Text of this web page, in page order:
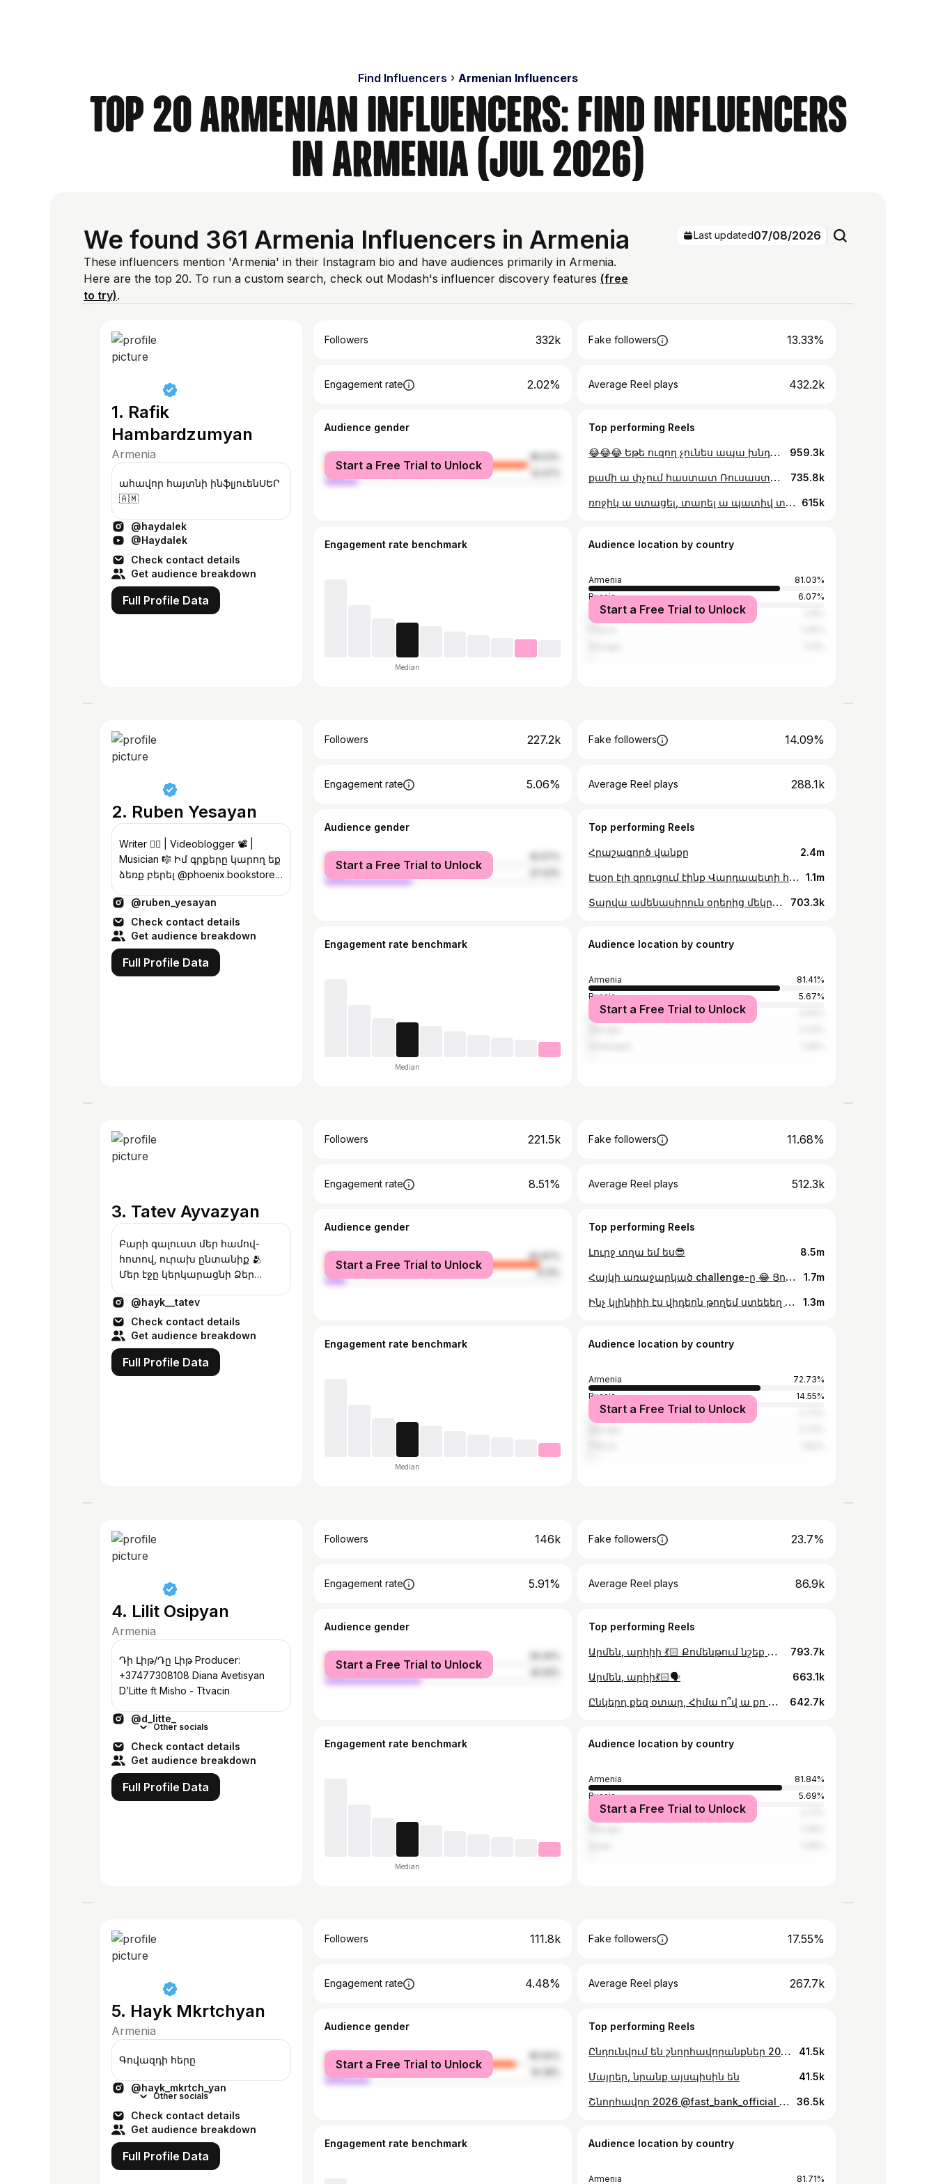
Find Influencers Armenian Influencers
Top 20 Armenian Influencers: Find Influencers
in Armenia (Jul 2026)
We found 361 Armenia Influencers in Armenia
These influencers mention 'Armenia' in their Instagram bio and have audiences primarily in Armenia.
Here are the top 20. To run a custom search, check out Modash's influencer discovery features (free
to try).
Last updated07/08/2026
1. Rafik
Hambardzumyan
Armenia
ահավոր հայտնի ինֆլյուենՍԵՐ
🇦🇲
@haydalek
@Haydalek
Check contact details
Get audience breakdown
Full Profile Data
Followers 332k Fake followers 13.33%
Engagement rate 2.02% Average Reel plays 432.2k
Audience gender
female
male
Start a Free Trial to Unlock
Top performing Reels
😂😂😂 Եթե ուզող չունես ապա խնդրեմ @barevapp ը հենց դրա համար ա 😂 959.3k
քամի ա փչում հաստատ Ռուսաստաննա 😏 735.8k
ռոջիկ ա ստացել, տարել ա պատիվ տա Թորգոմը 😂 էս ամիս ռոջիկ ստանաք գնացեք @sushimall.am կամ կարող եք առաքումից օգտվել 🥹 615k
Engagement rate benchmark
Median
Audience location by country
Armenia
81.03%
Russia
6.07%
United States
Start a Free Trial to Unlock
2. Ruben Yesayan
Writer ✍🏻 | Videoblogger 📽️ |
Musician 🎼 Իմ գրքերը կարող եք
ձեռք բերել @phoenix.bookstore-
@ruben_yesayan
Check contact details
Get audience breakdown
Full Profile Data
Followers 227.2k Fake followers 14.09%
Engagement rate 5.06% Average Reel plays 288.1k
Audience gender
female
male
Start a Free Trial to Unlock
Top performing Reels
Հրաշագործ վանքը 2.4m
Էսօր էլի զրուցում էինք Վարդապետի հետ )) 1.1m
Տարվա ամենասիրուն օրերից մեկը մոտենում է 🌌 Ուշադիր եղեք էջին, որ բաց չթողնեք 😌 703.3k
Engagement rate benchmark
Median
Audience location by country
Armenia
81.41%
Russia
5.67%
United States
Start a Free Trial to Unlock
3. Tatev Ayvazyan
Բարի գալուստ մեր համով-
հոտով, ուրախ ընտանիք 🫂
Մեր էջը կերկարացնի Ձեր
Համագործակցությունների
համար 📥 Մենք միայն
ինստագրամում ենք❣️
@hayk__tatev
Check contact details
Get audience breakdown
Full Profile Data
Followers 221.5k Fake followers 11.68%
Engagement rate 8.51% Average Reel plays 512.3k
Audience gender
female
90.87%
male
9.13%
Start a Free Trial to Unlock
Top performing Reels
Լուրջ տղա եմ ես😎 8.5m
Հայկի առաջարկած challenge-ը 😂 Ցույց ա տալիս ֆուտբոլիստների անուններ փորձում եմ ճիշտ արտասանել 🫣 Կուզե՞ք էս ֆորմատի reel-եր լինեն էջում 🤭 1.7m
Ինչ կլինիիի էս վիդեոն թողեմ ստեեեղ 😂😂😂 Ռոբի ծնվելուց ժամեր առաջ 😂 Ինչքան ուրախ են պապաները լինում չէ՞ 😏 ու մամաների դեմքը թե ինչեր ա իրանց սպասվում🥴 1.3m
Engagement rate benchmark
Median
Audience location by country
Armenia
72.73%
Russia
14.55%
Azerbaijan
Start a Free Trial to Unlock
4. Lilit Osipyan
Armenia
Դի Լիթ/Դը Լիթ Producer:
+37477308108 Diana Avetisyan
D’Litte ft Misho - Ttvacin
@d_litte_
Other socials
Check contact details
Get audience breakdown
Full Profile Data
Followers 146k Fake followers 23.7%
Engagement rate 5.91% Average Reel plays 86.9k
Audience gender
female
male
Start a Free Trial to Unlock
Top performing Reels
Արմեն, արիիի 💃🏻 Քոմենթում նշեք Արմեններին🐍 793.7k
Արմեն, արիի💃🏻🗣️ 663.1k
Ընկերդ քեզ օտար, Հիմա ո՞վ ա քո մոտիկը Հետդ տա՜ր, տա՜ր. Ես եմ քո մոտիկը 🫂🫀 642.7k
Engagement rate benchmark
Median
Audience location by country
Armenia
81.84%
Russia
5.69%
United States
Start a Free Trial to Unlock
5. Hayk Mkrtchyan
Armenia
Գովազդի հերը
@hayk_mkrtch_yan
Other socials
Check contact details
Get audience breakdown
Full Profile Data
Followers 111.8k Fake followers 17.55%
Engagement rate 4.48% Average Reel plays 267.7k
Audience gender
female
male
Start a Free Trial to Unlock
Top performing Reels
Ընդունվում են շնորհավորանքներ 2026-ի նվերը ինքս ինձ 41.5k
Մայրեր, նրանք այսպիսին են 41.5k
Շնորհավոր 2026 @fast_bank_official սա անսահման տպավորիչ էր 36.5k
Engagement rate benchmark Audience location by country
Armenia
81.71%